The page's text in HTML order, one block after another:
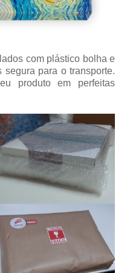
com plástico bolha e
para o transporte.
produto em perfeitas